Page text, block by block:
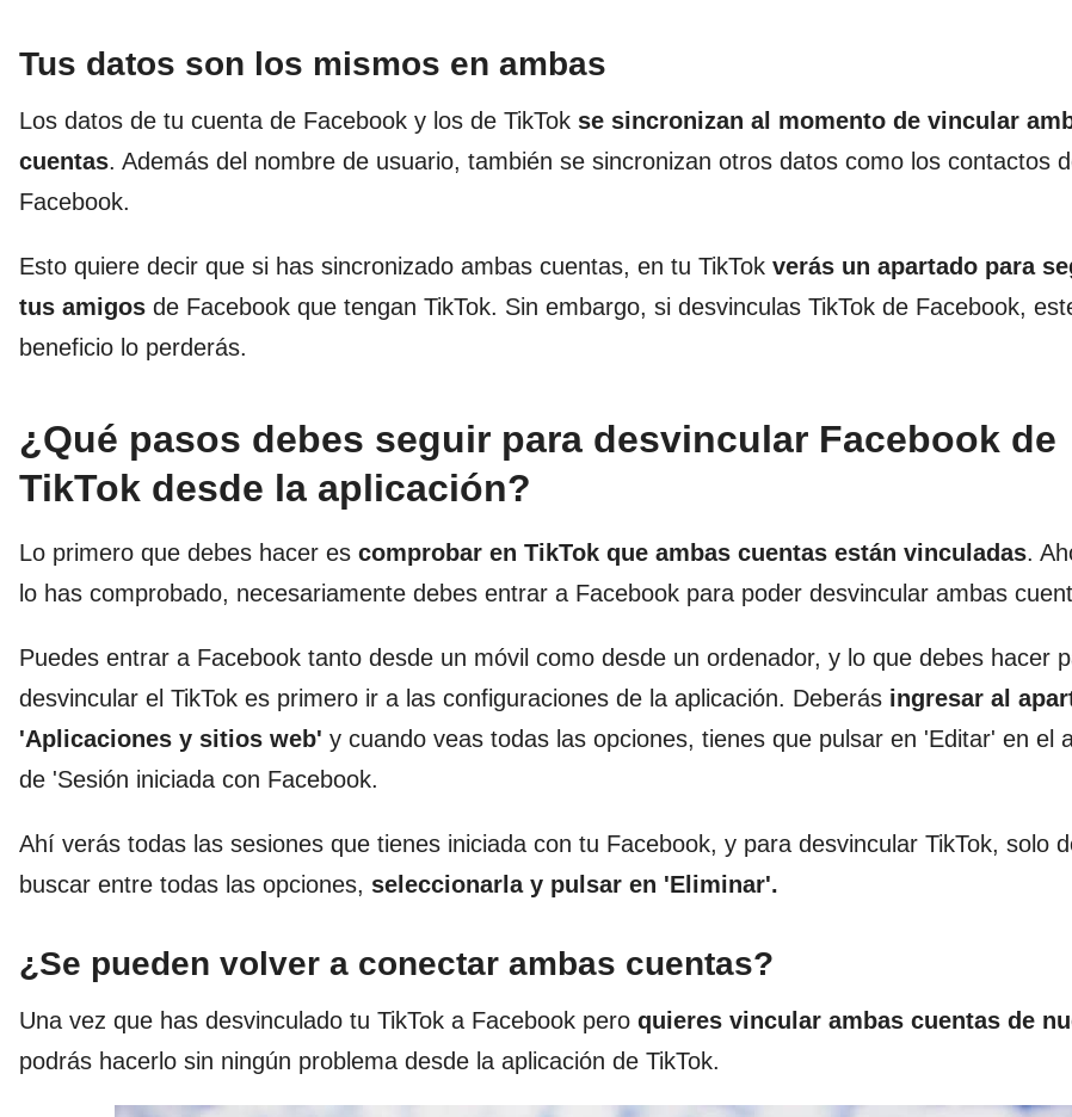
Tus datos son los mismos en ambas
Los datos de tu cuenta de Facebook y los de TikTok se sincronizan al momento de vincular
cuentas. Además del nombre de usuario, también se sincronizan otros datos como los contactos
Facebook.
Esto quiere decir que si has sincronizado ambas cuentas, en tu TikTok verás un apartado para
tus amigos de Facebook que tengan TikTok. Sin embargo, si desvinculas TikTok de Facebook,
beneficio lo perderás.
¿Qué pasos debes seguir para desvincular Facebook de
TikTok desde la aplicación?
Lo primero que debes hacer es comprobar en TikTok que ambas cuentas están vinculadas.
lo has comprobado, necesariamente debes entrar a Facebook para poder desvincular ambas
Puedes entrar a Facebook tanto desde un móvil como desde un ordenador, y lo que debes hacer
desvincular el TikTok es primero ir a las configuraciones de la aplicación. Deberás ingresar al
'Aplicaciones y sitios web' y cuando veas todas las opciones, tienes que pulsar en 'Editar' en el
de 'Sesión iniciada con Facebook.
Ahí verás todas las sesiones que tienes iniciada con tu Facebook, y para desvincular TikTok, solo
buscar entre todas las opciones, seleccionarla y pulsar en 'Eliminar'.
¿Se pueden volver a conectar ambas cuentas?
Una vez que has desvinculado tu TikTok a Facebook pero quieres vincular ambas cuentas de
podrás hacerlo sin ningún problema desde la aplicación de TikTok.